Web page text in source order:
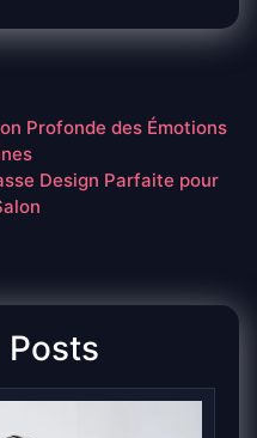
Profonde des Émotions
Design Parfaite pour
Posts